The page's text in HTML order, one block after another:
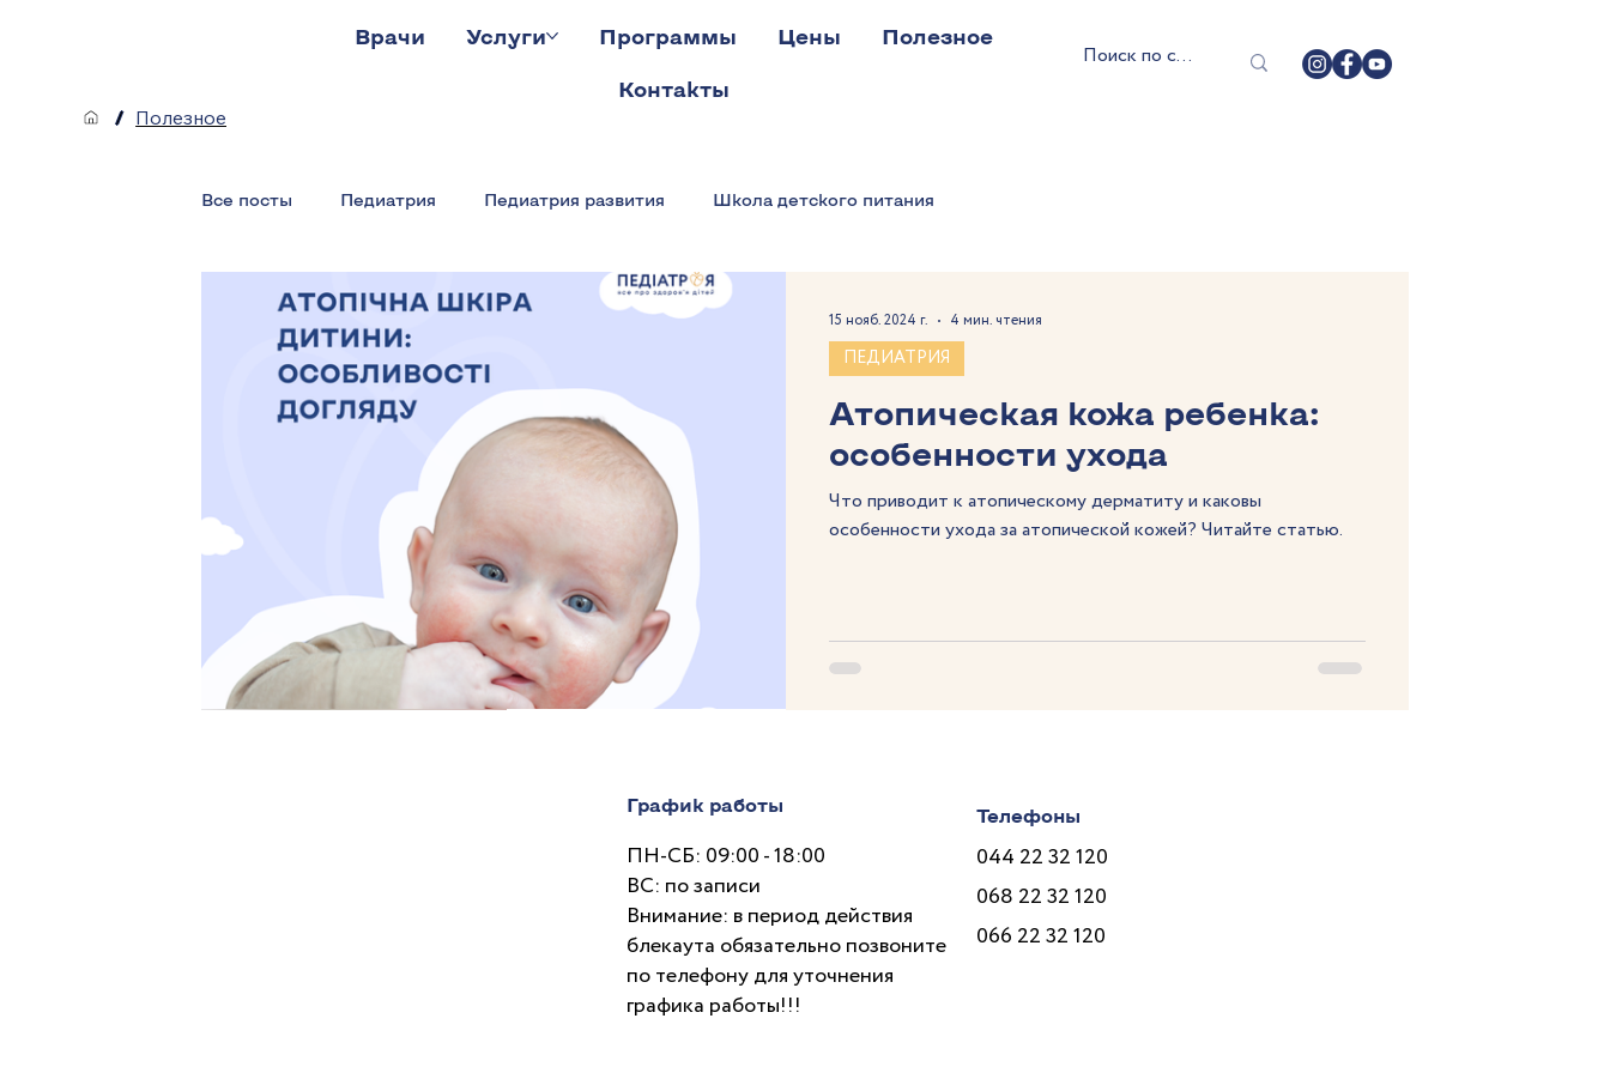
Врачи Услуги Программы Цены
Полезное
Контакты
/ Полезное
Все посты Педиатрия Педиатрия развития Школа детского питания
Атопическая кожа ребенка:
особенности ухода
Что приводит к атопическому дерматиту и каковы
особенности ухода за атопической кожей? Читайте статью.
ПЕДИАТРИЯ
15 нояб. 2024 г. 4 мин. чтения
График работы
ПН-СБ: 09:00 - 18:00
ВС: по записи
Внимание: в период действия
блекаута обязательно позвоните
по телефону для уточнения
графика работы!!!
Телефоны
044 22 32 120
068 22 32 120
066 22 32 120